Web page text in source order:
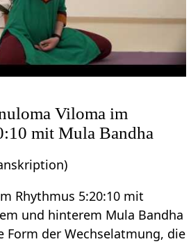
Viloma im
mit Mula Bandha
Rhythmus 5:20:10 mit
und hinterem Mula Bandha
Form der Wechselatmung, die